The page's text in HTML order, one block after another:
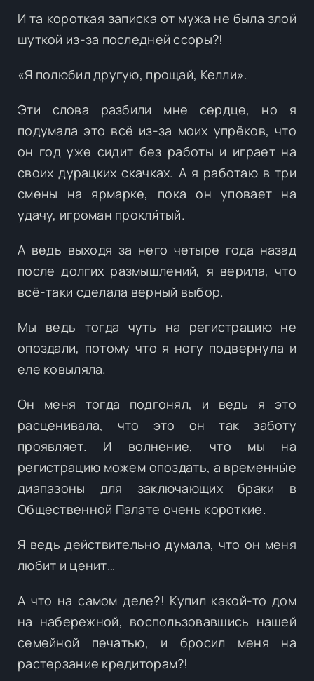
И та короткая записка от мужа не была злой
шуткой из-за последней ссоры?!
«Я полюбил другую, прощай, Келли».
Эти слова разбили мне сердце, но я
подумала это всё из-за моих упрёков, что
он год уже сидит без работы и играет на
своих дурацких скачках. А я работаю в три
смены на ярмарке, пока он уповает на
удачу, игроман прокля́тый.
А ведь выходя за него четыре года назад
после долгих размышлений, я верила, что
всё-таки сделала верный выбор.
Мы ведь тогда чуть на регистрацию не
опоздали, потому что я ногу подвернула и
еле ковыляла.
Он меня тогда подгонял, и ведь я это
расценивала, что это он так заботу
проявляет. И волнение, что мы на
регистрацию можем опоздать, а временны́е
диапазоны для заключающих браки в
Общественной Палате очень короткие.
Я ведь действительно думала, что он меня
любит и ценит…
А что на самом деле?! Купил какой-то дом
на набережной, воспользовавшись нашей
семейной печатью, и бросил меня на
растерзание кредиторам?!